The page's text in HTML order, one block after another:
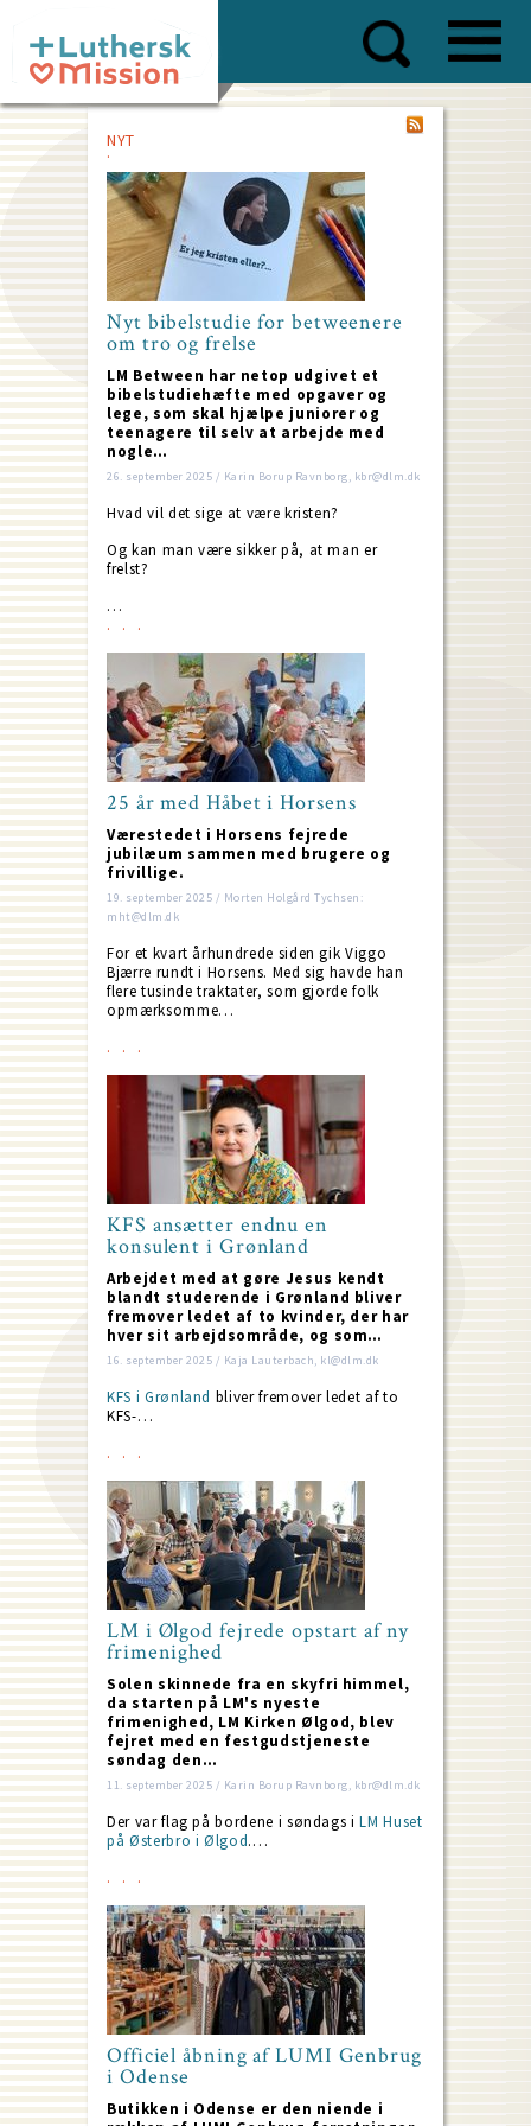
main
content
NYT
Nyt bibelstudie for betweenere
om tro og frelse
LM Between har netop udgivet et
bibelstudiehæfte med opgaver og
lege, som skal hjælpe juniorer og
teenagere til selv at arbejde med
nogle…
26. september 2025 / Karin Borup Ravnborg, kbr@dlm.dk
Hvad vil det sige at være kristen?
Og kan man være sikker på, at man er
frelst?
…
25 år med Håbet i Horsens
Værestedet i Horsens fejrede
jubilæum sammen med brugere og
frivillige.
19. september 2025 / Morten Holgård Tychsen:
mht@dlm.dk
For et kvart århundrede siden gik Viggo
Bjærre rundt i Horsens. Med sig havde han
flere tusinde traktater, som gjorde folk
opmærksomme…
KFS ansætter endnu en
konsulent i Grønland
Arbejdet med at gøre Jesus kendt
blandt studerende i Grønland bliver
fremover ledet af to kvinder, der har
hver sit arbejdsområde, og som…
16. september 2025 / Kaja Lauterbach, kl@dlm.dk
KFS i Grønland bliver fremover ledet af to
KFS-…
LM i Ølgod fejrede opstart af ny
frimenighed
Solen skinnede fra en skyfri himmel,
da starten på LM's nyeste
frimenighed, LM Kirken Ølgod, blev
fejret med en festgudstjeneste
søndag den…
11. september 2025 / Karin Borup Ravnborg, kbr@dlm.dk
Der var flag på bordene i søndags iLM Huset
på Østerbro i Ølgod.…
Officiel åbning af LUMI Genbrug
i Odense
Butikken i Odense er den niende i